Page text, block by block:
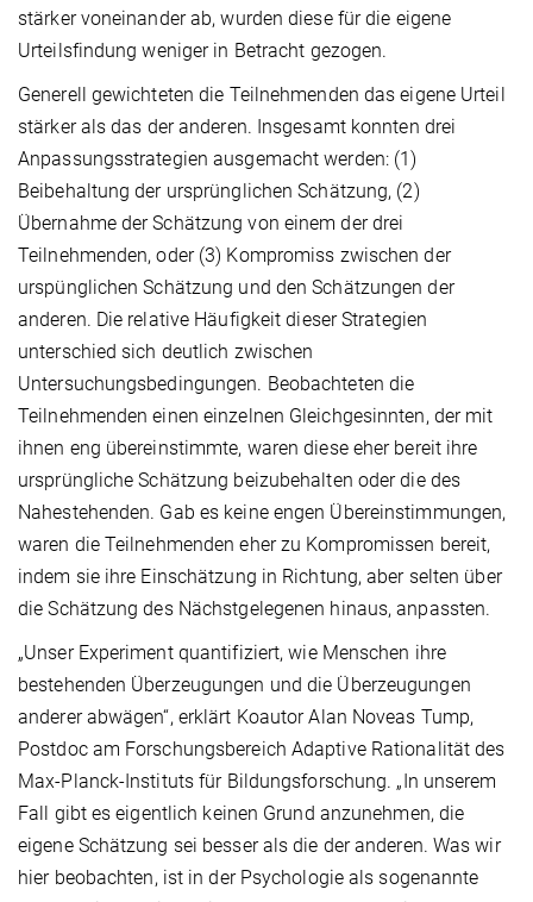
stärker voneinander ab, wurden diese für die eigene
Urteilsfindung weniger in Betracht gezogen.
Generell gewichteten die Teilnehmenden das eigene Urteil
stärker als das der anderen. Insgesamt konnten drei
Anpassungsstrategien ausgemacht werden: (1)
Beibehaltung der ursprünglichen Schätzung, (2)
Übernahme der Schätzung von einem der drei
Teilnehmenden, oder (3) Kompromiss zwischen der
urspünglichen Schätzung und den Schätzungen der
anderen. Die relative Häufigkeit dieser Strategien
unterschied sich deutlich zwischen
Untersuchungsbedingungen. Beobachteten die
Teilnehmenden einen einzelnen Gleichgesinnten, der mit
ihnen eng übereinstimmte, waren diese eher bereit ihre
ursprüngliche Schätzung beizubehalten oder die des
Nahestehenden. Gab es keine engen Übereinstimmungen,
waren die Teilnehmenden eher zu Kompromissen bereit,
indem sie ihre Einschätzung in Richtung, aber selten über
die Schätzung des Nächstgelegenen hinaus, anpassten.
„Unser Experiment quantifiziert, wie Menschen ihre
bestehenden Überzeugungen und die Überzeugungen
anderer abwägen“, erklärt Koautor Alan Noveas Tump,
Postdoc am Forschungsbereich Adaptive Rationalität des
Max-Planck-Instituts für Bildungsforschung. „In unserem
Fall gibt es eigentlich keinen Grund anzunehmen, die
eigene Schätzung sei besser als die der anderen. Was wir
hier beobachten, ist in der Psychologie als sogenannte